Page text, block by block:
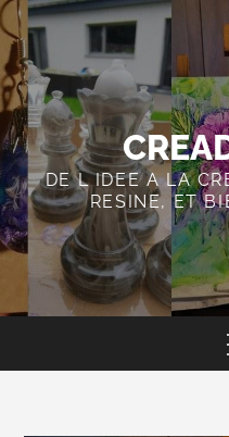
Skip
to
content
DE L IDEE A LA
RESINE, ET